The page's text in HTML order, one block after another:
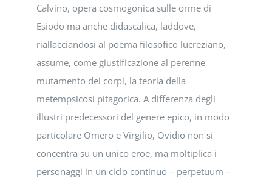
Calvino, opera cosmogonica sulle orme di
Esiodo ma anche didascalica, laddove,
riallacciandosi al poema filosofico lucreziano,
assume, come giustificazione al perenne
mutamento dei corpi, la teoria della
metempsicosi pitagorica. A differenza degli
illustri predecessori del genere epico, in modo
particolare Omero e Virgilio, Ovidio non si
concentra su un unico eroe, ma moltiplica i
personaggi in un ciclo continuo – perpetuum –